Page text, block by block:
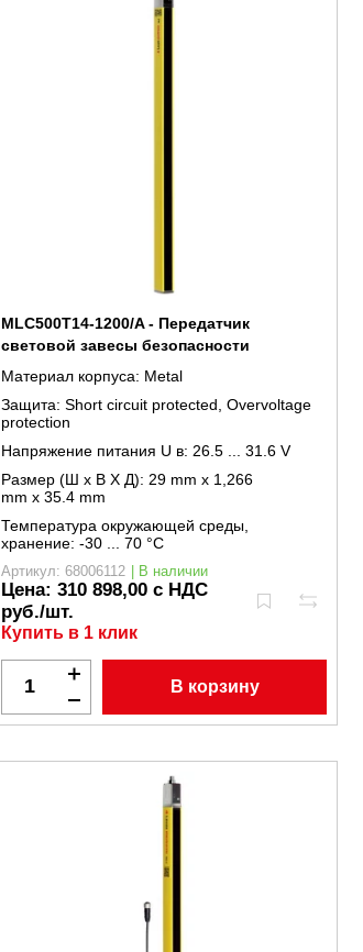
MLC500T14-1200/A - Передатчик
световой завесы безопасности
Материал корпуса: Metal
Защита:Short circuit protected, Overvoltage
protection
Напряжение питания U в: 26.5 ... 31.6 V
Размер (Ш x В X Д): 29 mm x 1,266
mm x 35.4 mm
Температура окружающей среды,
хранение:-30 ... 70 °C
Артикул: 68006112 | В наличии
Цена: 310 898,00 с НДС
руб./шт.
Купить в 1 клик
В корзину